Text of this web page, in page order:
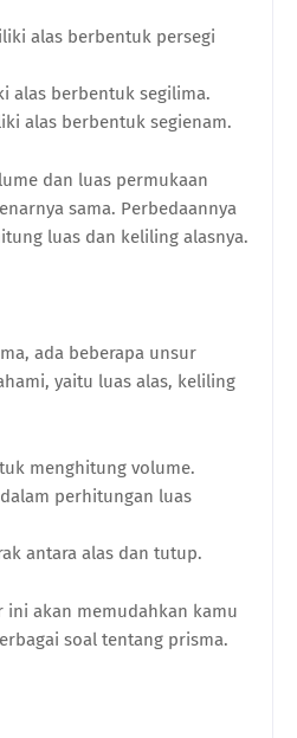
alas berbentuk persegi
alas berbentuk segilima.
alas berbentuk segienam.
dan luas permukaan
sama. Perbedaannya
luas dan keliling alasnya.
ada beberapa unsur
yaitu luas alas, keliling
menghitung volume.
perhitungan luas
antara alas dan tutup.
ini akan memudahkan kamu
soal tentang prisma.